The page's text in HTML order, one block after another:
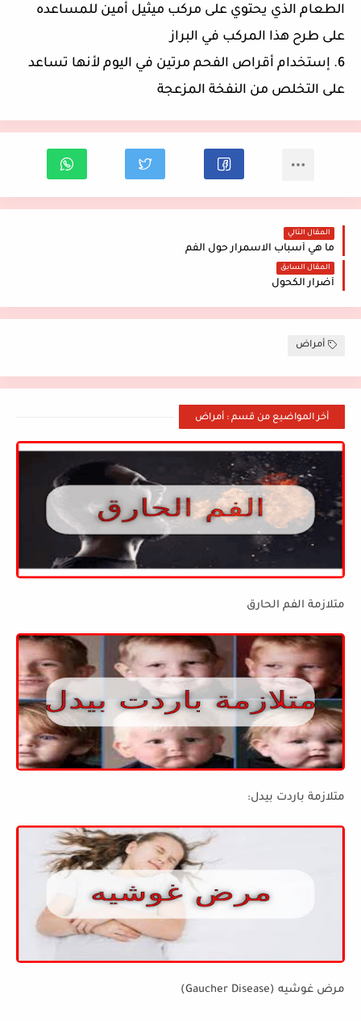
الطعام الذي يحتوي على مركب ميثيل أمين للمساعده
على طرح هذا المركب في البراز
6. إستخدام أقراص الفحم مرتين في اليوم لأنها تساعد
على التخلص من النفخة المزعجة
المقال التالي
ما هي أسباب الاسمرار حول الفم
المقال السابق
أضرار الكحول
أمراض
أخر المواضيع من قسم : أمراض
متلازمة الفم الحارق
متلازمة باردت بيدل:
مرض غوشيه (Gaucher Disease)